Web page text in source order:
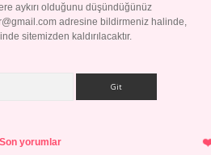
aykırı olduğunu düşündüğünüz
adresine bildirmeniz halinde,
sitemizden kaldırılacaktır.
Son yorumlar